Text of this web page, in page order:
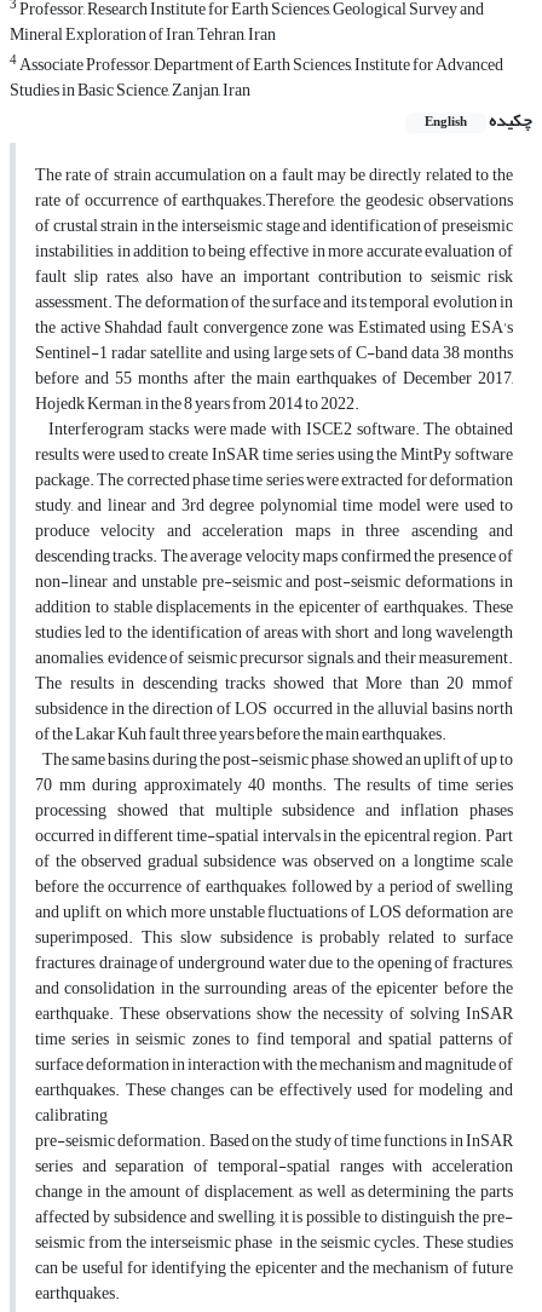
3Professor, Research Institute for Earth Sciences, Geological Survey and
Mineral Exploration of Iran, Tehran, Iran
4Associate Professor, Department of Earth Sciences, Institute for Advanced
Studies in Basic Science, Zanjan, Iran
چکیده
English
The rate of strain accumulation on a fault may be directly related to the
rate of occurrence of earthquakes.Therefore, the geodesic observations
of crustal strain in the interseismic stage and identification of preseismic
instabilities, in addition to being effective in more accurate evaluation of
fault slip rates, also have an important contribution to seismic risk
assessment. The deformation of the surface and its temporal evolution in
the active Shahdad fault convergence zone was Estimated using ESA's
Sentinel-1 radar satellite and using large sets of C-band data 38 months
before and 55 months after the main earthquakes of December 2017,
Hojedk Kerman, in the 8 years from 2014 to 2022.
Interferogram stacks were made with ISCE2 software. The obtained
results were used to create InSAR time series using the MintPy software
package. The corrected phase time series were extracted for deformation
study, and linear and 3rd degree polynomial time model were used to
produce velocity and acceleration maps in three ascending and
descending tracks. The average velocity maps confirmed the presence of
non-linear and unstable pre-seismic and post-seismic deformations in
addition to stable displacements in the epicenter of earthquakes. These
studies led to the identification of areas with short and long wavelength
anomalies, evidence of seismic precursor signals, and their measurement.
The results in descending tracks showed that More than 20 mmof
subsidence in the direction of LOS occurred in the alluvial basins north
of the Lakar Kuh fault three years before the main earthquakes.
The same basins, during the post-seismic phase, showed an uplift of up to
70 mm during approximately 40 months. The results of time series
processing showed that multiple subsidence and inflation phases
occurred in different time-spatial intervals in the epicentral region. Part
of the observed gradual subsidence was observed on a longtime scale
before the occurrence of earthquakes, followed by a period of swelling
and uplift, on which more unstable fluctuations of LOS deformation are
superimposed. This slow subsidence is probably related to surface
fractures, drainage of underground water due to the opening of fractures,
and consolidation in the surrounding areas of the epicenter before the
earthquake. These observations show the necessity of solving InSAR
time series in seismic zones to find temporal and spatial patterns of
surface deformation in interaction with the mechanism and magnitude of
earthquakes. These changes can be effectively used for modeling and
calibrating
pre-seismic deformation. Based on the study of time functions in InSAR
series and separation of temporal-spatial ranges with acceleration
change in the amount of displacement, as well as determining the parts
affected by subsidence and swelling, it is possible to distinguish the pre-
seismic from the interseismic phase in the seismic cycles. These studies
can be useful for identifying the epicenter and the mechanism of future
earthquakes.